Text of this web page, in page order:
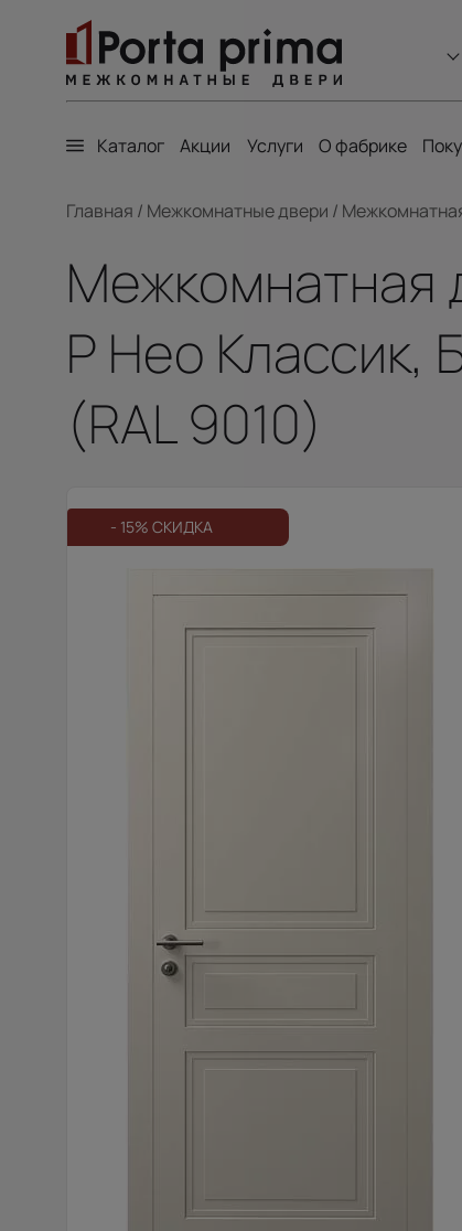
Каталог Акции Услуги О фабрике
Главная / Межкомнатные двери /
Межкомнатная
Р Нео Классик,
(RAL 9010)
- 15% СКИДКА